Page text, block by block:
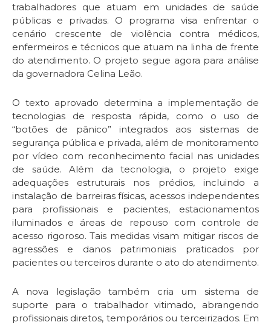
trabalhadores que atuam em unidades de saúde
públicas e privadas. O programa visa enfrentar o
cenário crescente de violência contra médicos,
enfermeiros e técnicos que atuam na linha de frente
do atendimento. O projeto segue agora para análise
da governadora Celina Leão.
O texto aprovado determina a implementação de
tecnologias de resposta rápida, como o uso de
“botões de pânico” integrados aos sistemas de
segurança pública e privada, além de monitoramento
por vídeo com reconhecimento facial nas unidades
de saúde. Além da tecnologia, o projeto exige
adequações estruturais nos prédios, incluindo a
instalação de barreiras físicas, acessos independentes
para profissionais e pacientes, estacionamentos
iluminados e áreas de repouso com controle de
acesso rigoroso. Tais medidas visam mitigar riscos de
agressões e danos patrimoniais praticados por
pacientes ou terceiros durante o ato do atendimento.
A nova legislação também cria um sistema de
suporte para o trabalhador vitimado, abrangendo
profissionais diretos, temporários ou terceirizados. Em